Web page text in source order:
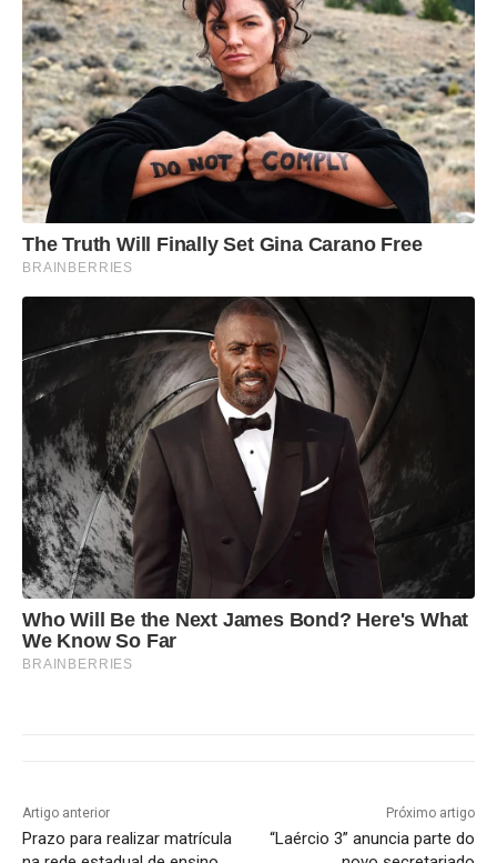
The Truth Will Finally Set Gina Carano Free
BRAINBERRIES
Who Will Be the Next James Bond? Here's What
We Know So Far
BRAINBERRIES
Artigo anterior
Prazo para realizar matrícula
Próximo artigo
“Laércio 3” anuncia parte do